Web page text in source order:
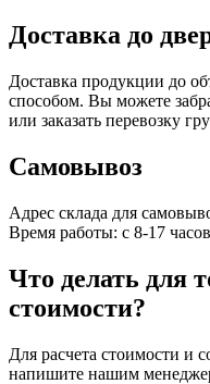
Доставка до
Доставка продукции до
способом. Вы можете
или заказать перевозку
Самовывоз
Адрес склада для
Время работы: с 8-17
Что делать для
стоимости?
Для расчета стоимости и
напишите нашим